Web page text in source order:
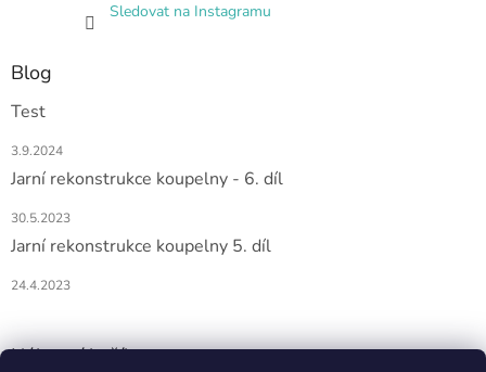
Sledovat na Instagramu
Blog
Test
3.9.2024
Jarní rekonstrukce koupelny - 6. díl
30.5.2023
Jarní rekonstrukce koupelny 5. díl
24.4.2023
Nákupní košík